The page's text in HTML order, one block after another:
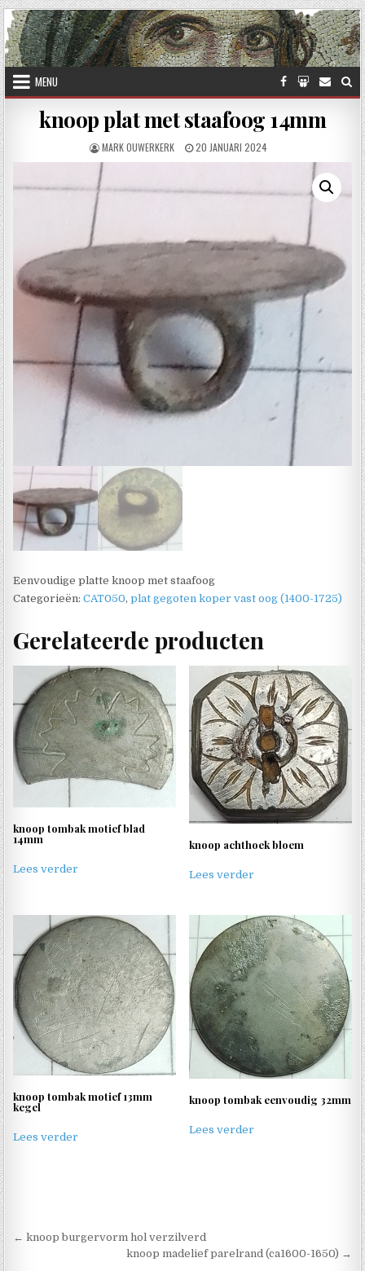
Skip to content
MENU
knoop plat met staafoog 14mm
AUTHOR:
MARK OUWERKERK PUBLISHED DATE:
20 JANUARI 2024
Eenvoudige platte knoop met staafoog
Categorieën:CAT050,plat gegoten koper vast oog (1400-1725)
Gerelateerde producten
knoop tombak motief blad
14mm
Lees verder
knoop achthoek bloem
Lees verder
knoop tombak motief 13mm
kegel
Lees verder
knoop tombak eenvoudig 32mm
Lees verder
Berichtnavigatie
← knoop burgervorm hol verzilverd
knoop madelief parelrand (ca1600-1650) →